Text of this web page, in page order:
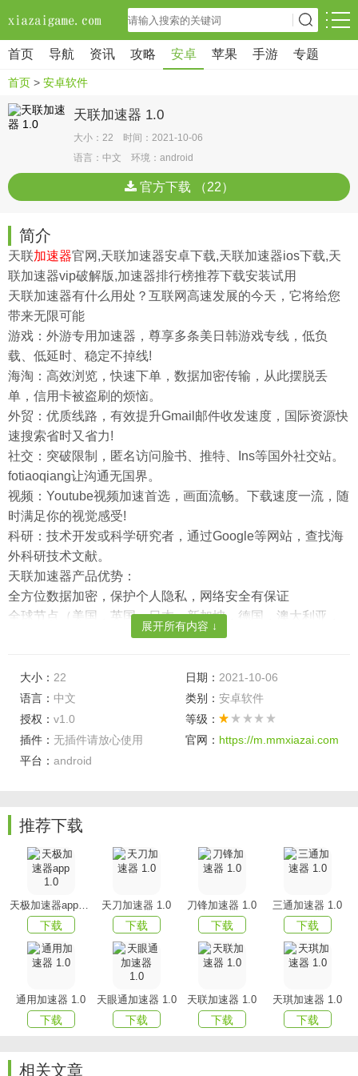
首页 导航 资讯 攻略 安卓 苹果 手游 专题
首页 > 安卓软件
天联加速器 1.0
大小：22 时间：2021-10-06
语言：中文 环境：android
官方下载 （22）
简介
天联加速器官网,天联加速器安卓下载,天联加速器ios下载,天
联加速器vip破解版,加速器排行榜推荐下载安装试用
天联加速器有什么用处？互联网高速发展的今天，它将给您
带来无限可能
游戏：外游专用加速器，尊享多条美日韩游戏专线，低负
载、低延时、稳定不掉线!
海淘：高效浏览，快速下单，数据加密传输，从此摆脱丢
单，信用卡被盗刷的烦恼。
外贸：优质线路，有效提升Gmail邮件收发速度，国际资源快
速搜索省时又省力!
社交：突破限制，匿名访问脸书、推特、Ins等国外社交站。
fotiaoqiang让沟通无国界。
视频：Youtube视频加速首选，画面流畅。下载速度一流，随
时满足你的视觉感受!
科研：技术开发或科学研究者，通过Google等网站，查找海
外科研技术文献。
天联加速器产品优势：
全方位数据加密，保护个人隐私，网络安全有保证
全球节点（美国，英国，日本，新加坡，德国，澳大利亚，
法国，荷兰，加拿大，印度等）为您一键加速所有海外游
网络稳定，无需担心频繁掉线问题，火爆海外网游让您嗨翻
天
采用动态负载均衡和可伸缩的服务器集群技术，有效降低网
络延迟，保证流畅的用户体验！
如果您有任何问题或建议，请随时与我们联系。我们很乐意
使用本软件的同时，请严格遵守中国的法律法规。
本软件仅供科研,学习,教育,等一切合法目的使用。
严禁一切违反中国及服务器所在国法律的行为。
使用本软件将被视为对本声明全部内容的认可。
展开所有内容 ↓
大小： 22 日期： 2021-10-06
语言： 中文 类别： 安卓软件
授权： v1.0
等级：
插件： 无插件请放心使用 官网： https://m.mmxiazai.com
平台： android
推荐下载
天极加速器app 1.0
下载
天刀加速器 1.0
下载
刀锋加速器 1.0
下载
三通加速器 1.0
下载
通用加速器 1.0
下载
天眼通加速器 1.0
下载
天联加速器 1.0
下载
天琪加速器 1.0
下载
相关文章